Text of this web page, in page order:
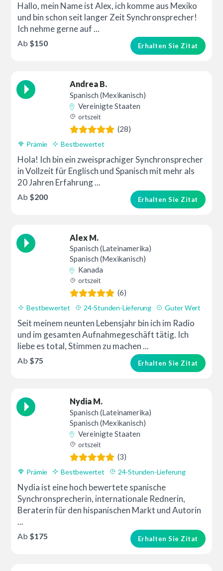
Hallo, mein Name ist Alex, ich komme aus Mexiko
und bin schon seit langer Zeit Synchronsprecher!
Ich nehme gerne auf ...
Erhalten Sie Zitat
Ab $150
Andrea B.
Spanisch (Mexikanisch)
Vereinigte Staaten
ortszeit
(28)
Prämie Bestbewertet
Hola! Ich bin ein zweisprachiger Synchronsprecher
in Vollzeit für Englisch und Spanisch mit mehr als
20 Jahren Erfahrung ...
Erhalten Sie Zitat
Ab $200
Alex M.
Spanisch (Lateinamerika)
Spanisch (Mexikanisch)
Kanada
ortszeit
(6)
Bestbewertet 24-Stunden-Lieferung Guter Wert
Seit meinem neunten Lebensjahr bin ich im Radio
und im gesamten Aufnahmegeschäft tätig. Ich
liebe es total, Stimmen zu machen ...
Erhalten Sie Zitat
Ab $75
Nydia M.
Spanisch (Lateinamerika)
Spanisch (Mexikanisch)
Vereinigte Staaten
ortszeit
(3)
Prämie Bestbewertet 24-Stunden-Lieferung
Nydia ist eine hoch bewertete spanische
Synchronsprecherin, internationale Rednerin,
Beraterin für den hispanischen Markt und Autorin
...
Erhalten Sie Zitat
Ab $175